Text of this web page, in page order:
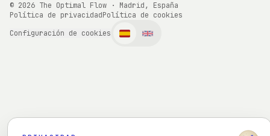
© 2026 The Optimal Flow · Madrid, España
Política de privacidadPolítica de cookies
Configuración de cookies